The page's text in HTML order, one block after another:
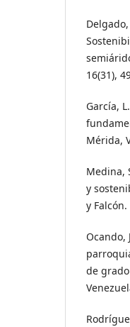
16(31),
García,
Mérida,
Medina,
y
y Falcón.
Ocando,
de